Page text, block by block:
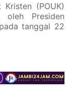
Kristen (POUK)
Presiden
tanggal 22